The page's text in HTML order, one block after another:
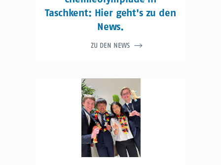
Taschkent: Hier geht's zu den
News.
ZU DEN NEWS